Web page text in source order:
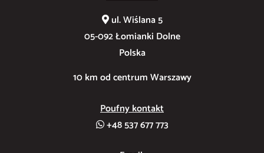
ul. Wiślana 5
05-092 Łomianki Dolne
Polska
10 km od centrum Warszawy
Poufny kontakt
+48 537 677 773